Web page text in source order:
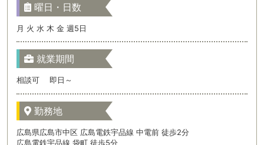
曜日・日数
月 火 水 木 金 週5日
就業期間
相談可 即日～
勤務地
広島県広島市中区 広島電鉄宇品線 中電前 徒歩2分
広島電鉄宇品線 袋町 徒歩5分